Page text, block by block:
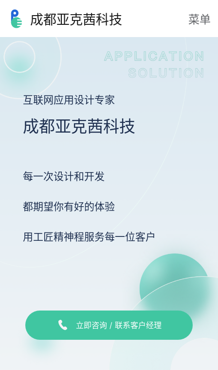
成都亚克茜科技 菜单
互联网应用设计专家
成都亚克茜科技
每一次设计和开发
都期望你有好的体验
用工匠精神程服务每一位客户
立即咨询 / 联系客户经理